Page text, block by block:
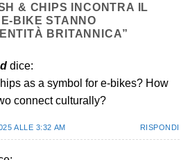
& CHIPS INCONTRA IL
BIKE STANNO
BRITANNICA”
dice:
as a symbol for e-bikes? How
connect culturally?
ALLE 3:32 AM RISPONDI